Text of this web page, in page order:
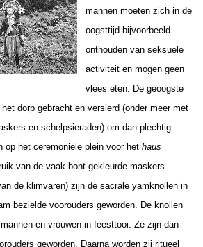
mannen moeten zich in de
oogsttijd bijvoorbeeld
onthouden van seksuele
activiteit en mogen geen
vlees eten. De geoogste
dorp gebracht en versierd (onder meer met
en schelpsieraden) om dan plechtig
op het ceremoniële plein voor het haus
van de vaak bont gekleurde maskers
de klimvaren) zijn de sacrale yamknollen in
bezielde voorouders geworden. De knollen
en vrouwen in feesttooi. Ze zijn dan
geworden. Daarna worden zij ritueel